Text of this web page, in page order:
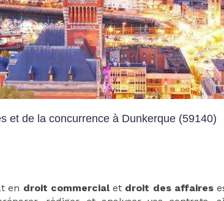
et de la concurrence à Dunkerque (59140)
en droit commercialet droit des affaires